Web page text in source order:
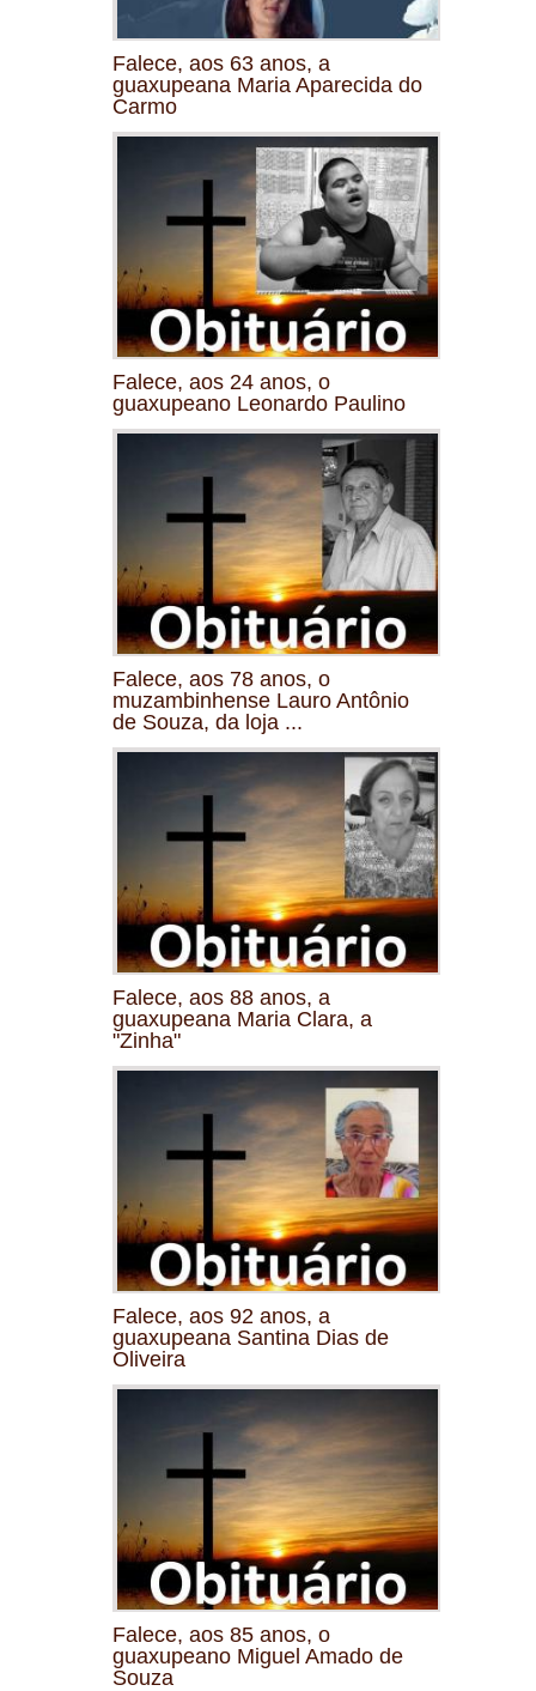
Falece, aos 63 anos, a
guaxupeana Maria Aparecida do
Carmo
Falece, aos 24 anos, o
guaxupeano Leonardo Paulino
Falece, aos 78 anos, o
muzambinhense Lauro Antônio
de Souza, da loja ...
Falece, aos 88 anos, a
guaxupeana Maria Clara, a
"Zinha"
Falece, aos 92 anos, a
guaxupeana Santina Dias de
Oliveira
Falece, aos 85 anos, o
guaxupeano Miguel Amado de
Souza